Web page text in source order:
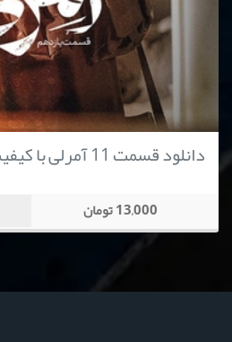
دانلود قسمت 11 آمرلی با کیفیت 720
13,000 تومان